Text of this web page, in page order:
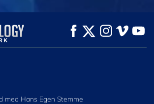
UTFORSK SERIEN
med Hans Egen Stemme